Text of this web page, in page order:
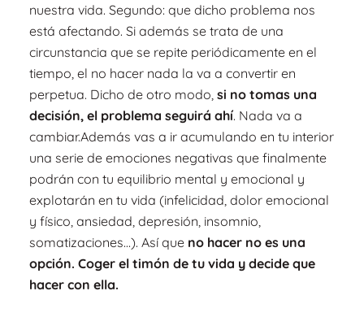
nuestra vida. Segundo: que dicho problema nos
está afectando. Si además se trata de una
circunstancia que se repite periódicamente en el
tiempo, el no hacer nada la va a convertir en
perpetua. Dicho de otro modo, si no tomas una
decisión, el problema seguirá ahí. Nada va a
cambiar.Además vas a ir acumulando en tu interior
una serie de emociones negativas que finalmente
podrán con tu equilibrio mental y emocional y
explotarán en tu vida (infelicidad, dolor emocional
y físico, ansiedad, depresión, insomnio,
somatizaciones…). Así que no hacer no es una
opción. Coger el timón de tu vida y decide que
hacer con ella.